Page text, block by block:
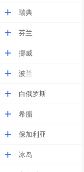
瑞典
芬兰
挪威
波兰
白俄罗斯
希腊
保加利亚
冰岛